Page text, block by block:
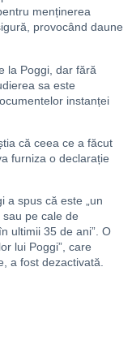
menținerea
provocând daune
la Poggi, dar fără
sa este
instanței
că ceea ce a făcut
furniza o declarație
a spus că este „un
pe cale de
ultimii 35 de ani”. O
lui Poggi”, care
a fost dezactivată.